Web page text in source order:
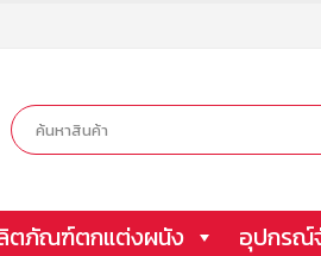
ตภัณฑ์ตกแต่งผนัง อุปกรณ์